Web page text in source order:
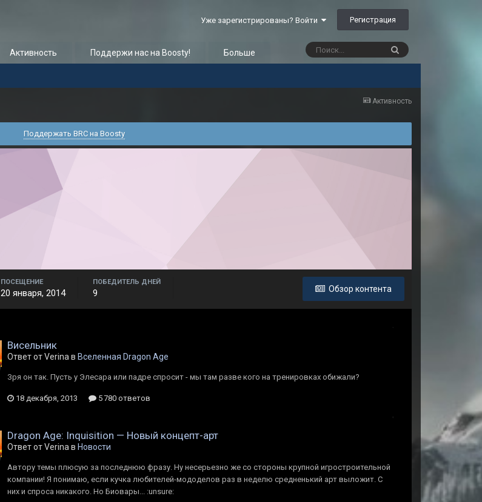
Уже зарегистрированы? Войти Регистрация
Активность Поддержи нас на Boosty! Больше
Активность
Поддержать BRC на Boosty
Обзор контента
ПОСЕЩЕНИЕ
20 января, 2014
ПОБЕДИТЕЛЬ ДНЕЙ
9
Висельник
Ответ от Verina в Вселенная Dragon Age
Зря он так. Пусть у Элесара или падре спросит - мы там разве кого на тренировках обижали?
18 декабря, 2013 5 780 ответов
Dragon Age: Inquisition — Новый концепт-арт
Ответ от Verina в Новости
Автору темы плюсую за последнюю фразу. Ну несерьезно же со стороны крупной игростроительной
компании! Я понимаю, если кучка любителей-мододелов раз в неделю средненький арт выложит. С
них и спроса никакого. Но Биовары... :unsure: